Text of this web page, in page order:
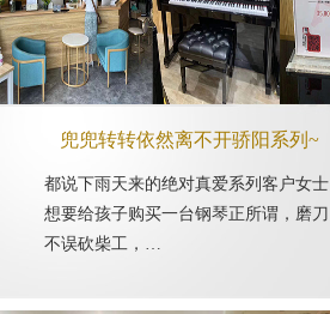
兜兜转转依然离不开骄阳系列~
都说下雨天来的绝对真爱系列客户女士
想要给孩子购买一台钢琴正所谓，磨刀
不误砍柴工，…